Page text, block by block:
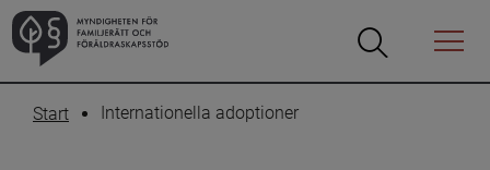
Öppna
Öppna
Menyn
Start Internationella adoptioner